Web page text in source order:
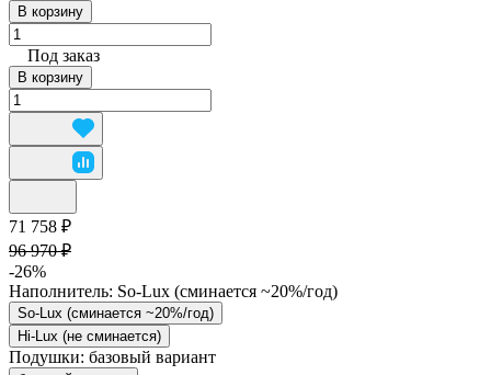
В корзину
Под заказ
В корзину
71 758 ₽
96 970 ₽
-26%
Наполнитель: So-Lux (cминается ~20%/год)
So-Lux (cминается ~20%/год)
Hi-Lux (не сминается)
Подушки: базовый вариант